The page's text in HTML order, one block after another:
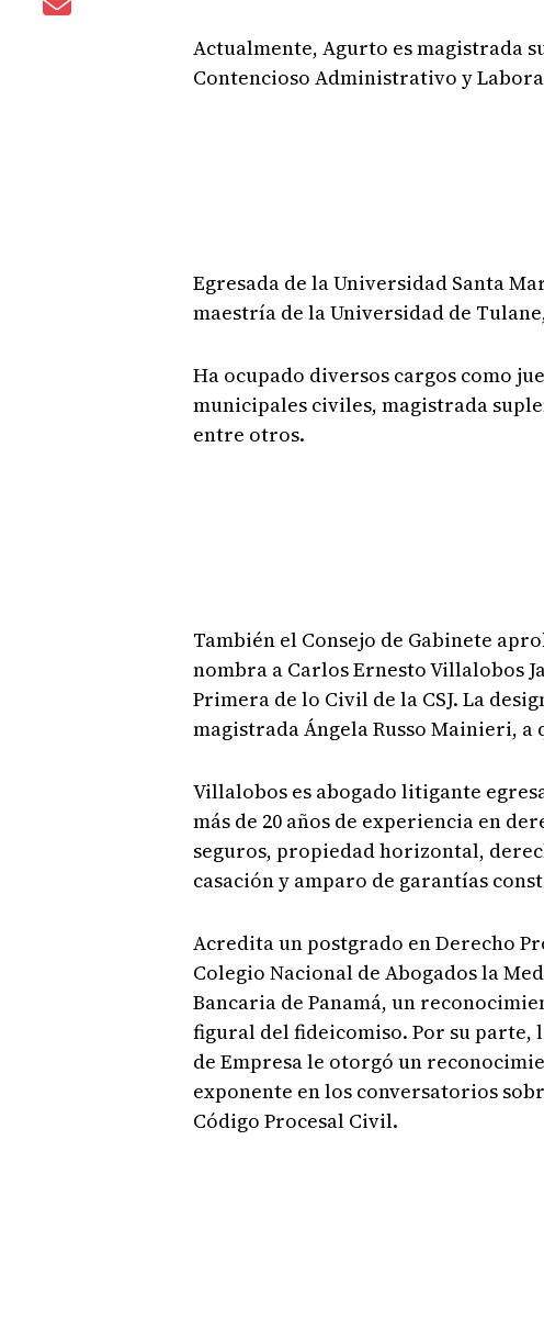
Actualmente, Agurto es magistrada
Contencioso Administrativo y
Egresada de la Universidad Santa
maestría de la Universidad de
Ha ocupado diversos cargos como
municipales civiles, magistrada
entre otros.
También el Consejo de Gabinete
nombra a Carlos Ernesto Villalobos
Primera de lo Civil de la CSJ. La
magistrada Ángela Russo Mainieri, a
Villalobos es abogado litigante
más de 20 años de experiencia en
seguros, propiedad horizontal,
casación y amparo de garantías
Acredita un postgrado en Derecho
Colegio Nacional de Abogados la
Bancaria de Panamá, un
figural del fideicomiso. Por su parte,
de Empresa le otorgó un
exponente en los conversatorios
Código Procesal Civil.